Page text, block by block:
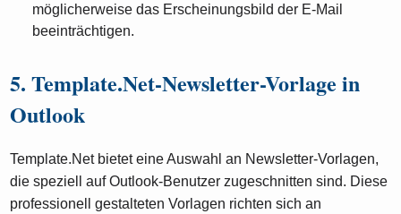
möglicherweise das Erscheinungsbild der E-Mail
beeinträchtigen.
5. Template.Net-Newsletter-Vorlage in
Outlook
Template.Net bietet eine Auswahl an Newsletter-Vorlagen,
die speziell auf Outlook-Benutzer zugeschnitten sind. Diese
professionell gestalteten Vorlagen richten sich an